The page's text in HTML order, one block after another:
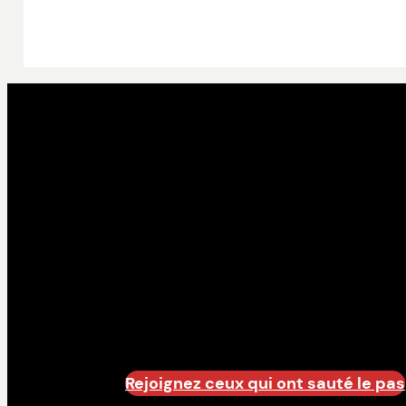
Rejoignez ceux qui ont sauté le pas